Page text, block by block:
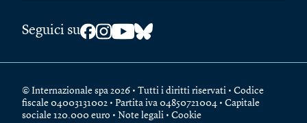
Seguici su
© Internazionale spa 2026 • Tutti i diritti riservati • Codice
fiscale 04003131002 • Partita iva 04850721004 • Capitale
sociale 120.000 euro • Note legali • Cookie